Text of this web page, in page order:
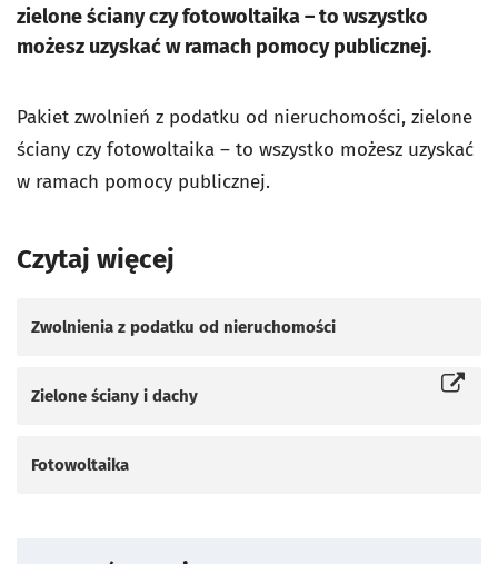
zielone ściany czy fotowoltaika – to wszystko
możesz uzyskać w ramach pomocy publicznej.
Pakiet zwolnień z podatku od nieruchomości, zielone
ściany czy fotowoltaika – to wszystko możesz uzyskać
w ramach pomocy publicznej.
Czytaj więcej
Zwolnienia z podatku od nieruchomości
Zielone ściany i dachy
Fotowoltaika